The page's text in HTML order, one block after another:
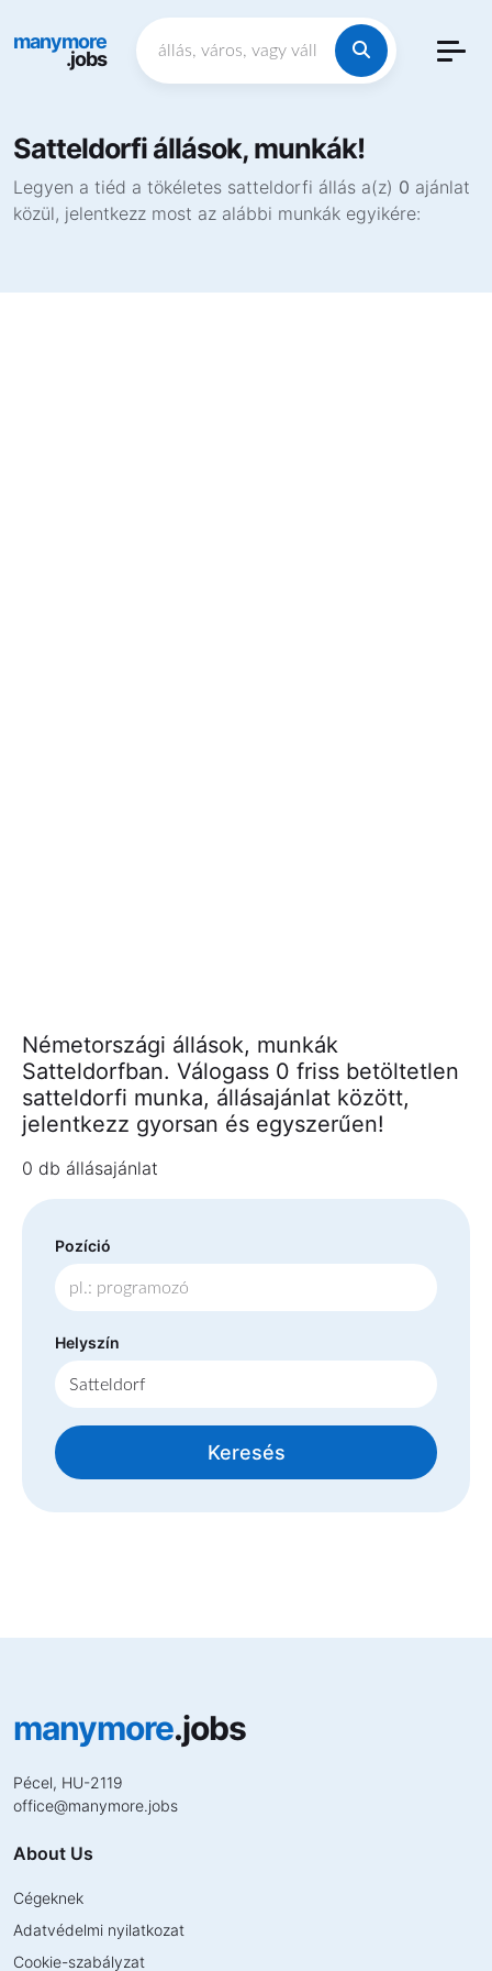
manymore
.jobs
Satteldorfi állások, munkák!
Legyen a tiéd a tökéletes satteldorfi állás a(z) 0 ajánlat
közül, jelentkezz most az alábbi munkák egyikére:
Németországi állások, munkák
Satteldorfban. Válogass 0 friss betöltetlen
satteldorfi munka, állásajánlat között,
jelentkezz gyorsan és egyszerűen!
0 db állásajánlat
Pozíció
Helyszín
Keresés
manymore.jobs
Pécel, HU-2119
office@manymore.jobs
About Us
Cégeknek
Adatvédelmi nyilatkozat
Cookie-szabályzat